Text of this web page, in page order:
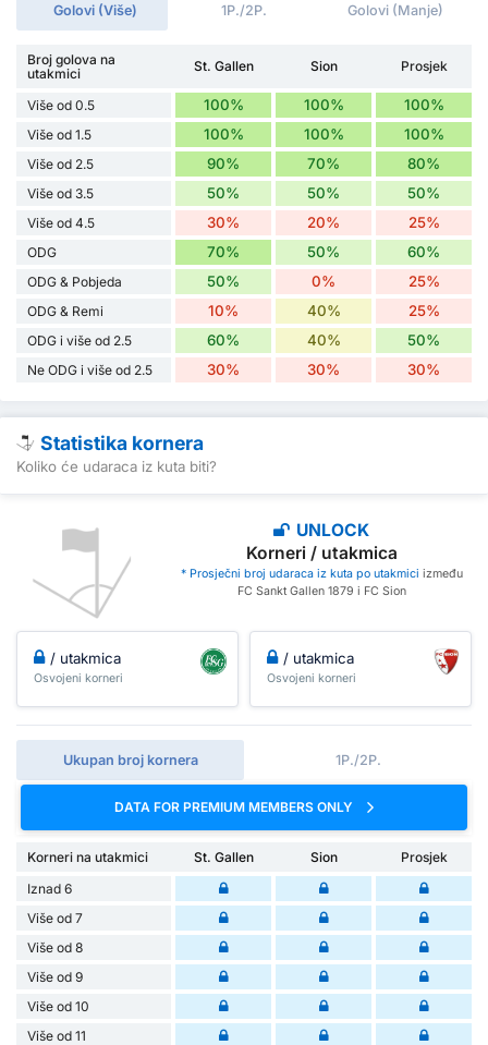
Golovi (Više) 1P./2P. Golovi (Manje)
Broj golova na
utakmici
St. Gallen Sion Prosjek
Više od 0.5 100% 100% 100%
Više od 1.5 100% 100% 100%
Više od 2.5 90% 70% 80%
Više od 3.5 50% 50% 50%
Više od 4.5 30% 20% 25%
ODG 70% 50% 60%
ODG & Pobjeda 50% 0% 25%
ODG & Remi 10% 40% 25%
ODG i više od 2.5 60% 40% 50%
Ne ODG i više od 2.5 30% 30% 30%
Statistika kornera
Koliko će udaraca iz kuta biti?
UNLOCK
Korneri / utakmica
* Prosječni broj udaraca iz kuta po utakmici između
FC Sankt Gallen 1879 i FC Sion
/ utakmica
Osvojeni korneri
/ utakmica
Osvojeni korneri
Ukupan broj kornera 1P./2P.
DATA FOR PREMIUM MEMBERS ONLY
Korneri na utakmici St. Gallen Sion
Prosjek
Iznad 6
Više od 7
Više od 8
Više od 9
Više od 10
Više od 11